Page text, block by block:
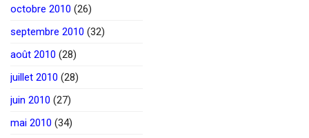
octobre 2010 (26)
septembre 2010 (32)
août 2010 (28)
juillet 2010 (28)
juin 2010 (27)
mai 2010 (34)